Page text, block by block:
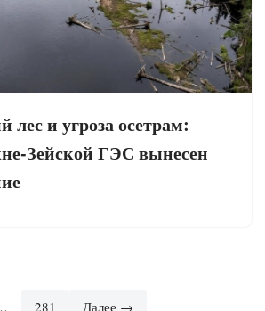
лес и угроза осетрам:
Зейской ГЭС вынесен
281 Далее →